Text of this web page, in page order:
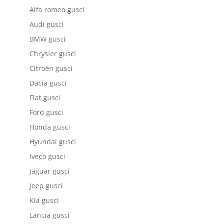
Alfa romeo gusci
Audi gusci
BMW gusci
Chrysler gusci
Citroën gusci
Dacia gusci
Fiat gusci
Ford gusci
Honda gusci
Hyundai gusci
Iveco gusci
Jaguar gusci
Jeep gusci
Kia gusci
Lancia gusci